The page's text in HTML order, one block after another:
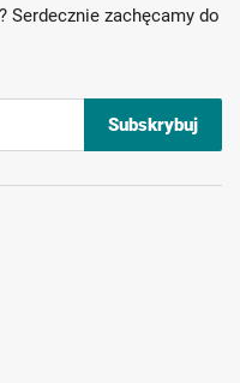
zachęcamy do
Subskrybuj